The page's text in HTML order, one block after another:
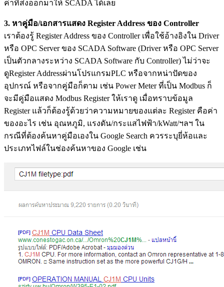
ค่าที่ส่งออกมาให้ SCADA ได้เลย
3. หาคู่มือ/เอกสารแสดง Register Address ของ Controller
เราต้องรู้ Register Address ของ Controller เพื่อใช้อ้างอิงใน Driver
หรือ OPC Server ของ SCADA Software (Driver หรือ OPC Server
เป็นตัวกลางระหว่าง SCADA Software กับ Controller) ไม่ว่าจะ
ดูRegister Addressผ่านโปรแกรมPLC หรือจากหน่าปัดของ
อุปกรณ์ หรือจากคู่มือก็ตาม เช่น Power Meter ที่เป็น Modbus ก็
จะมีคู่มือแสดง Modbus Register ให้เราดู เมื่อทราบข้อมูล
Register แล้วก็ต้องรู้ด้วยว่าความหมายของแต่ละ Register คือค่า
ของอะไร เช่น อุณหภูมิ, แรงดัน/กระแสไฟฟ้า/kWatt/ฯลฯ ใน
กรณีที่ต้องค้นหาคู่มือเองใน Google Search ควรระบุยี่ห้อและ
ประเภทไฟล์ในช่องค้นหาของ Google เช่น